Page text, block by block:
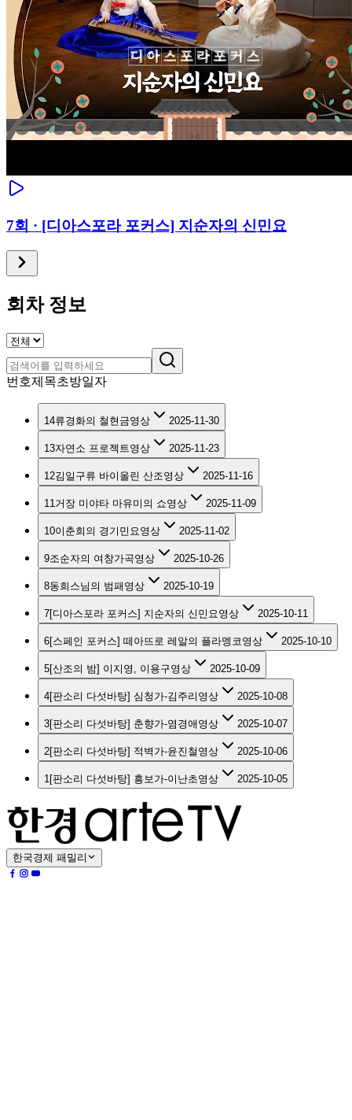
7회 · [디아스포라 포커스] 지순자의 신민요
회차 정보
번호제목초방일자
14류경화의 철현금영상 2025-11-30
13자연소 프로젝트영상 2025-11-23
12김일구류 바이올린 산조영상 2025-11-16
11거장 미야타 마유미의 쇼영상 2025-11-09
10이춘희의 경기민요영상 2025-11-02
9조순자의 여창가곡영상 2025-10-26
8동희스님의 범패 영상 2025-10-19
7[디아스포라 포커스] 지순자의 신민요영상 2025-10-11
6[스페인 포커스] 떼아뜨로 레알의 플라멩코영상 2025-10-10
5[산조의 밤] 이지영, 이용구영상 2025-10-09
4[판소리 다섯바탕] 심청가-김주리 영상 2025-10-08
3[판소리 다섯바탕] 춘향가-염경애 영상 2025-10-07
2[판소리 다섯바탕] 적벽가-윤진철 영상 2025-10-06
1[판소리 다섯바탕] 흥보가-이난초영상 2025-10-05
한국경제 패밀리